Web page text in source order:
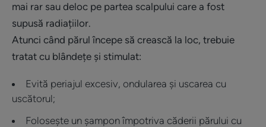
mai rar sau deloc pe partea scalpului care a fost
supusă radiațiilor.
Atunci când părul începe să crească la loc, trebuie
tratat cu blândețe și stimulat:
Evită periajul excesiv, ondularea și uscarea cu
uscătorul;
Folosește un șampon împotriva căderii părului cu